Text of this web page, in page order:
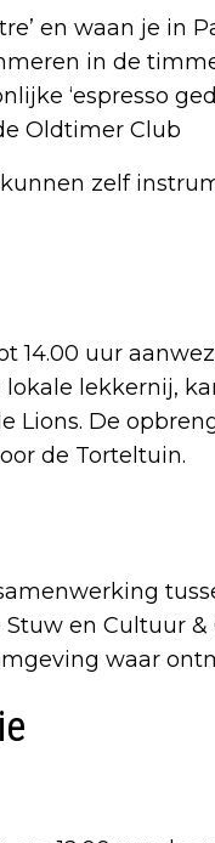
en waan je in
in de
‘espresso
Oldtimer Club
zelf
14.00 uur
lekkernij,
Lions. De
de Torteltuin.
en Cultuur
waar